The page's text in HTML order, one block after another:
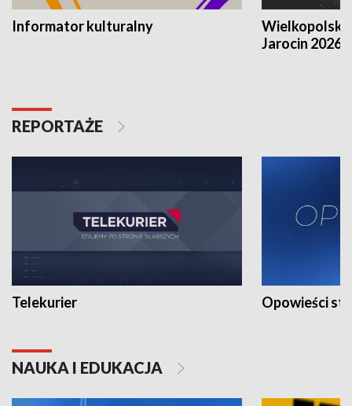
Informator kulturalny
Jarocin 2026
REPORTAŻE
Telekurier Opowieści
NAUKA I EDUKACJA